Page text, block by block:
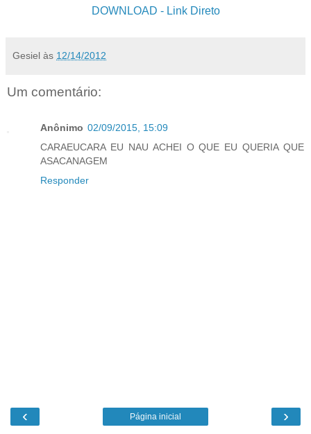
DOWNLOAD - Link Direto
Gesiel às 12/14/2012
Um comentário:
Anônimo 02/09/2015, 15:09
CARAEUCARA EU NAU ACHEI O QUE EU QUERIA QUE
ASACANAGEM
Responder
‹ ›
Página inicial